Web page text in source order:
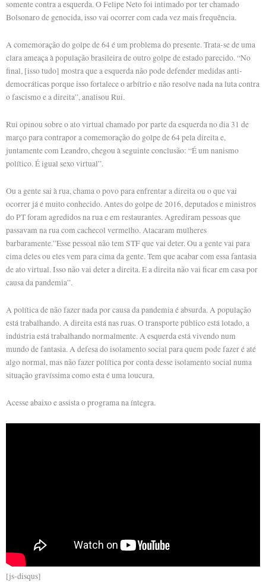
somente contra a esquerda. O Felipe Neto foi intimado por ter chamado
Bolsonaro de genocida, isso vai ocorrer com cada vez mais frequência.
A comemoração do golpe de 64 é um problema do presente. Trata-se de uma
clara ameaça à população brasileira de outro golpe de estado parecido. “No
final, [isso tudo] mostra que a esquerda não pode defender medidas anti-
democráticas porque isso fortalece o arbítrio e não resolve nada na luta contra
o fascismo e a direita”, analisou Rui.
Rui opinou sobre o ato virtual chamado por parte da esquerda no dia 31 de
março para contrapor a comemoração do golpe de 64 pela direita e,
juntamente com Leandro, chegou à seguinte conclusão: “É um nanismo
político. É igual sexo virtual”.
Ou a gente sai à rua, chama o povo para enfrentar a direita ou o que vai
ocorrer já é muito conhecido. Antes do golpe de 2016, deputados e ministros
do PT foram agredidos na rua e em restaurantes. Agrediram pessoas que
passavam na rua com cachecol vermelho. Atacaram mulheres
barbaramente.”Esse pessoal não tem STF que vai deter. Ou a gente vai para
cima deles ou eles vem para cima da gente. Tem que acabar com essa fantasia
de ato virtual. Isso não vai deter a direita. E a direita não vai ficar em casa por
causa da pandemia”.
A política de não fazer nada por causa da pandemia é absurda. A população
está trabalhando. A direita está nas ruas. O transporte público está lotado, a
indústria está trabalhando normalmente. A esquerda está vivendo num
mundo de fantasia. A defesa do isolamento social para quem pode fazer é até
algo normal, mas não fazer política por conta desse isolamento social numa
situação gravíssima como esta é uma loucura.
Acesse abaixo e assista o programa na íntegra.
[js-disqus]